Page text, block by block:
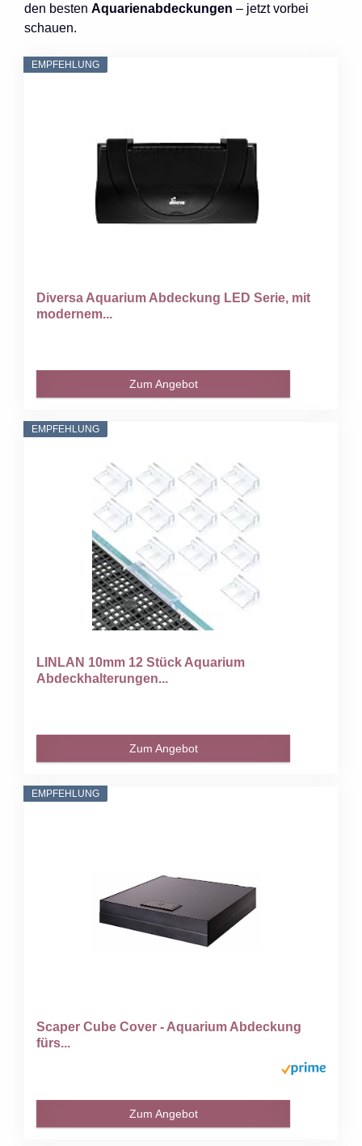
den besten Aquarienabdeckungen – jetzt vorbei
schauen.
EMPFEHLUNG
Diversa Aquarium Abdeckung LED Serie, mit
modernem...
Zum Angebot
EMPFEHLUNG
LINLAN 10mm 12 Stück Aquarium
Abdeckhalterungen...
Zum Angebot
EMPFEHLUNG
Scaper Cube Cover - Aquarium Abdeckung
fürs...
Zum Angebot